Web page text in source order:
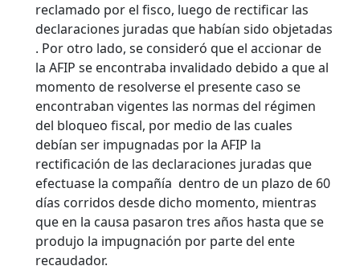
reclamado por el fisco, luego de rectificar las
declaraciones juradas que habían sido objetadas
. Por otro lado, se consideró que el accionar de
la AFIP se encontraba invalidado debido a que al
momento de resolverse el presente caso se
encontraban vigentes las normas del régimen
del bloqueo fiscal, por medio de las cuales
debían ser impugnadas por la AFIP la
rectificación de las declaraciones juradas que
efectuase la compañía dentro de un plazo de 60
días corridos desde dicho momento, mientras
que en la causa pasaron tres años hasta que se
produjo la impugnación por parte del ente
recaudador.